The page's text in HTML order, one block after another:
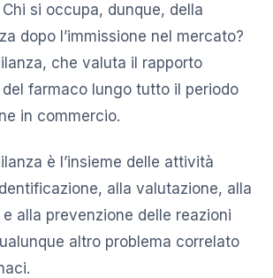
si occupa, dunque, della
dopo l’immissione nel mercato?
che valuta il rapporto
farmaco lungo tutto il periodo
in commercio.
è l’insieme delle attività
alla valutazione, alla
alla prevenzione delle reazioni
altro problema correlato